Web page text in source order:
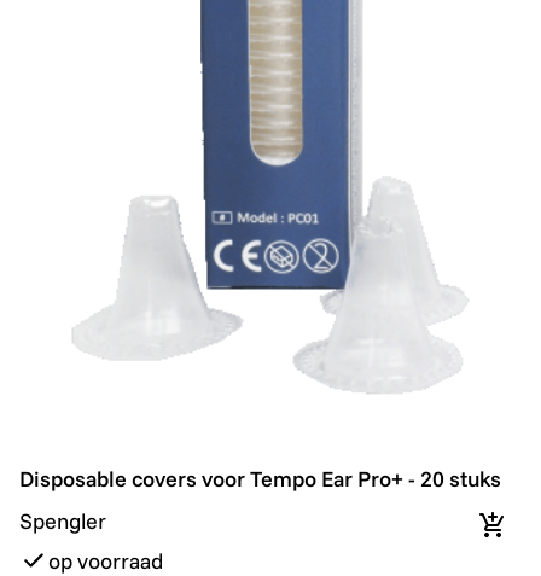
Disposable covers voor Tempo Ear Pro+ - 20 stuks
Disposable covers voor Tempo Ear Pro+ - 20 stuks
Spengler
op voorraad
In